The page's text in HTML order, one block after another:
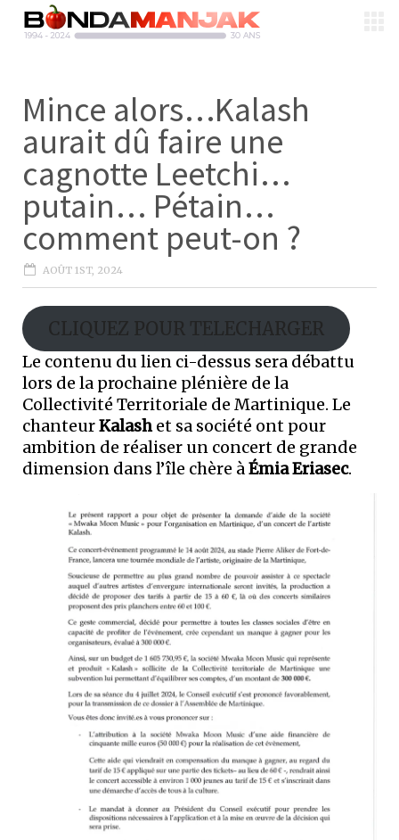
Mince alors…Kalash
aurait dû faire une
cagnotte Leetchi…
putain… Pétain…
comment peut-on ?
AOÛT 1ST, 2024
CLIQUEZ POUR TELECHARGER
Le contenu du lien ci-dessus sera débattu
lors de la prochaine plénière de la
Collectivité Territoriale de Martinique. Le
chanteurKalashet sa société ont pour
ambition de réaliser un concert de grande
dimension dans l’île chère àÉmia Eriasec.